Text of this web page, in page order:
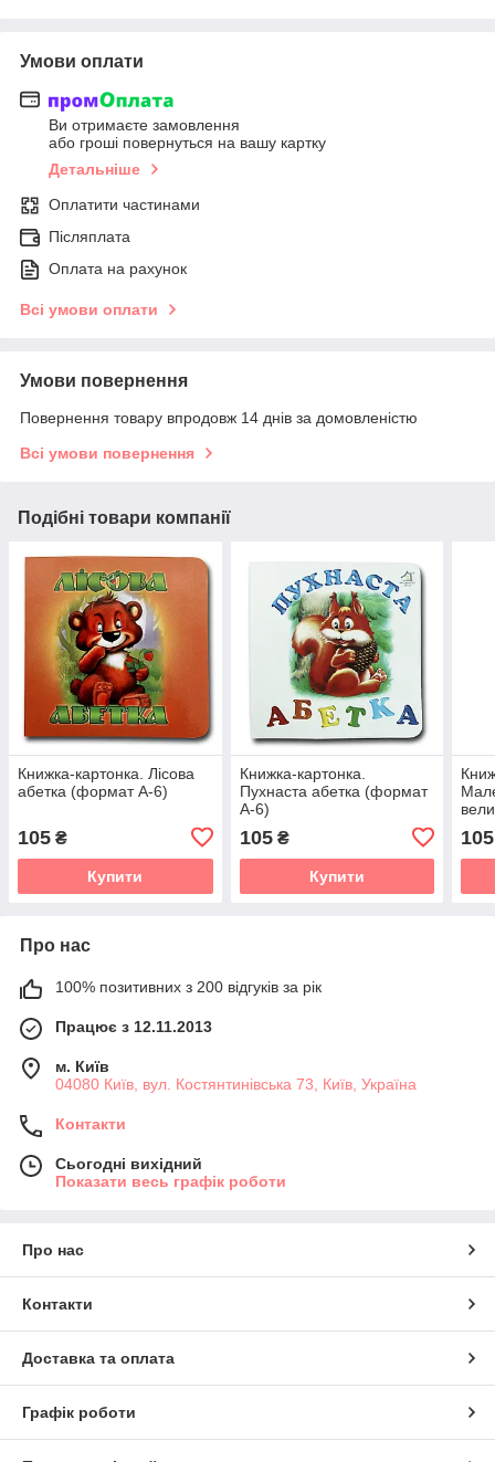
Умови оплати
Ви отримаєте замовлення
або гроші повернуться на вашу картку
Детальніше
Оплатити частинами
Післяплата
Оплата на рахунок
Всі умови оплати
Умови повернення
Повернення товару впродовж 14 днів за домовленістю
Всі умови повернення
Подібні товари компанії
Книжка-картонка. Лісова
абетка (формат А-6)
105 ₴
Купити
Книжка-картонка.
Пухнаста абетка (формат
А-6)
105₴
Купити
105
Про нас
100% позитивних з 200 відгуків за рік
Працює з 12.11.2013
м. Київ
04080 Київ, вул. Костянтинівська 73, Київ, Україна
Контакти
Сьогодні вихідний
Показати весь графік роботи
Про нас
Контакти
Доставка та оплата
Графік роботи